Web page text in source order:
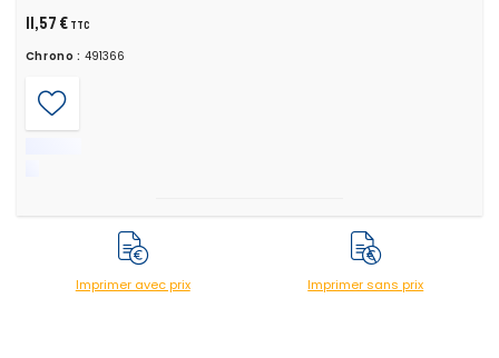
11,57 € TTC
Chrono : 491366
Imprimer avec prix Imprimer sans prix